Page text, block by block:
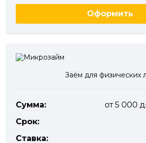
Оформить
Заём для физических
Сумма:
от 5 000
Срок:
Ставка: